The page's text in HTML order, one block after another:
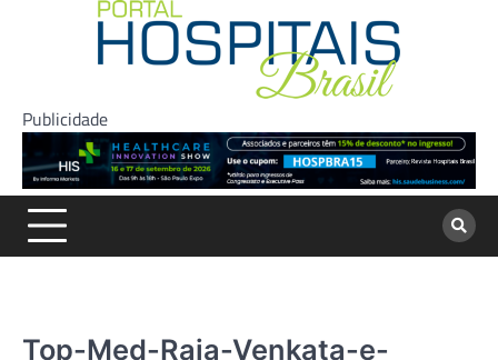
Publicidade
Top-Med-Raja-Venkata-e-